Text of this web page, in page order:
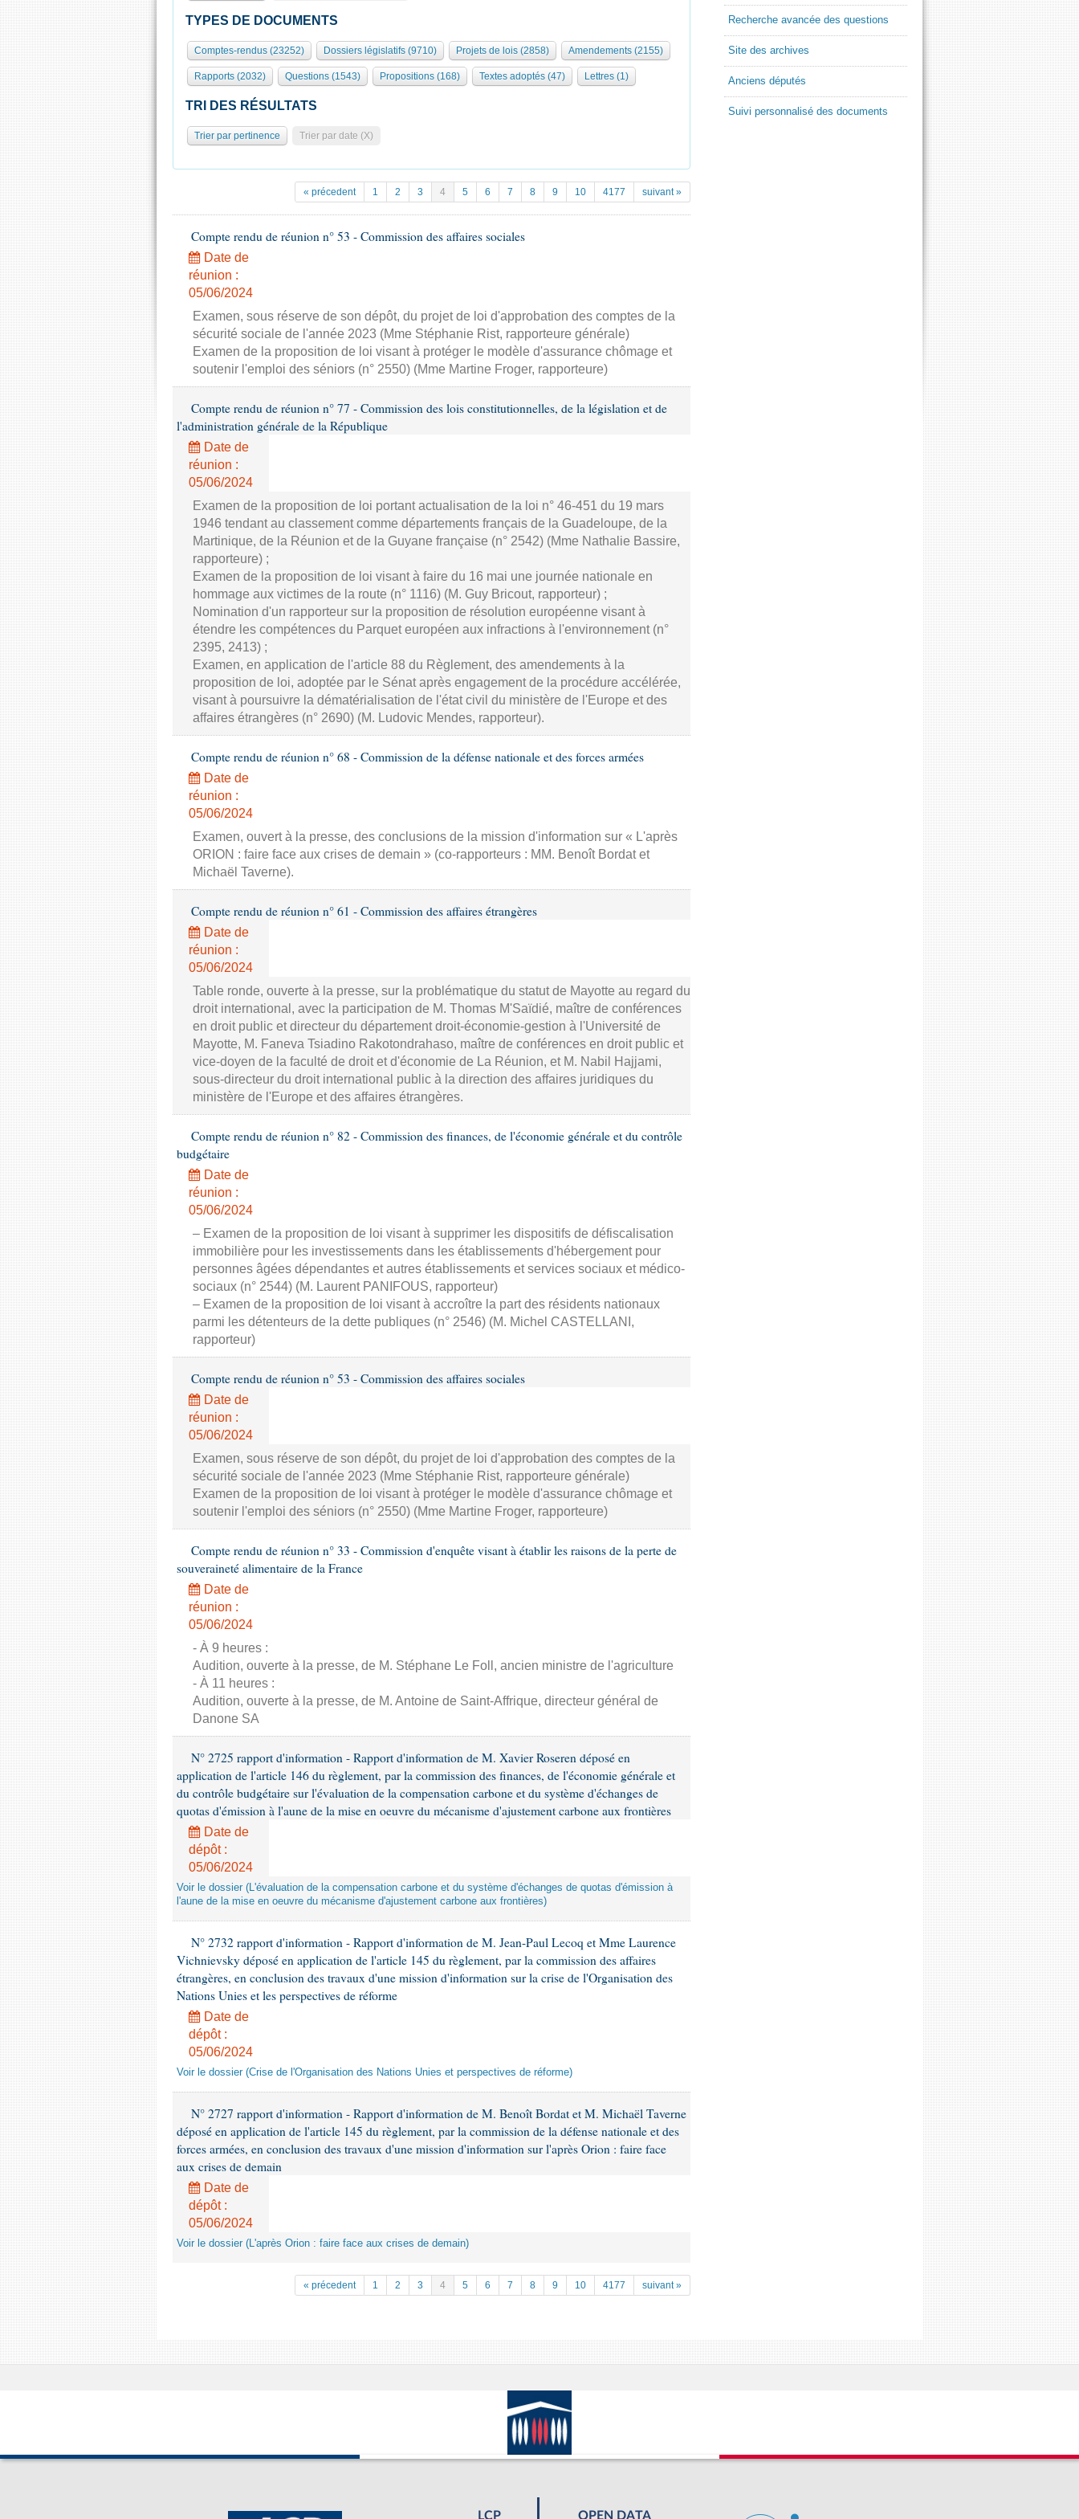
TYPES DE DOCUMENTS
Comptes-rendus (23252) Dossiers législatifs (9710) Projets de lois (2858) Amendements (2155)
Rapports (2032) Questions (1543) Propositions (168) Textes adoptés (47) Lettres (1)
TRI DES RÉSULTATS
Trier par pertinence Trier par date (X)
« précedent 1 2 3 4 5 6 7 8 9 10 4177 suivant »
Compte rendu de réunion n° 53 - Commission des affaires sociales
Date de
réunion :
05/06/2024
Examen, sous réserve de son dépôt, du projet de loi d'approbation des comptes de la
sécurité sociale de l'année 2023 (Mme Stéphanie Rist, rapporteure générale)
Examen de la proposition de loi visant à protéger le modèle d'assurance chômage et
soutenir l'emploi des séniors (n° 2550) (Mme Martine Froger, rapporteure)
Compte rendu de réunion n° 77 - Commission des lois constitutionnelles, de la législation et de
l'administration générale de la République
Date de
réunion :
05/06/2024
Examen de la proposition de loi portant actualisation de la loi n° 46-451 du 19 mars
1946 tendant au classement comme départements français de la Guadeloupe, de la
Martinique, de la Réunion et de la Guyane française (n° 2542) (Mme Nathalie Bassire,
rapporteure) ;
Examen de la proposition de loi visant à faire du 16 mai une journée nationale en
hommage aux victimes de la route (n° 1116) (M. Guy Bricout, rapporteur) ;
Nomination d'un rapporteur sur la proposition de résolution européenne visant à
étendre les compétences du Parquet européen aux infractions à l'environnement (n°
2395, 2413) ;
Examen, en application de l'article 88 du Règlement, des amendements à la
proposition de loi, adoptée par le Sénat après engagement de la procédure accélérée,
visant à poursuivre la dématérialisation de l'état civil du ministère de l'Europe et des
affaires étrangères (n° 2690) (M. Ludovic Mendes, rapporteur).
Compte rendu de réunion n° 68 - Commission de la défense nationale et des forces armées
Date de
réunion :
05/06/2024
Examen, ouvert à la presse, des conclusions de la mission d'information sur « L'après
ORION : faire face aux crises de demain » (co-rapporteurs : MM. Benoît Bordat et
Michaël Taverne).
Compte rendu de réunion n° 61 - Commission des affaires étrangères
Date de
réunion :
05/06/2024
Table ronde, ouverte à la presse, sur la problématique du statut de Mayotte au regard du
droit international, avec la participation de M. Thomas M'Saïdié, maître de conférences
en droit public et directeur du département droit-économie-gestion à l'Université de
Mayotte, M. Faneva Tsiadino Rakotondrahaso, maître de conférences en droit public et
vice-doyen de la faculté de droit et d'économie de La Réunion, et M. Nabil Hajjami,
sous-directeur du droit international public à la direction des affaires juridiques du
ministère de l'Europe et des affaires étrangères.
Compte rendu de réunion n° 82 - Commission des finances, de l'économie générale et du contrôle
budgétaire
Date de
réunion :
05/06/2024
– Examen de la proposition de loi visant à supprimer les dispositifs de défiscalisation
immobilière pour les investissements dans les établissements d'hébergement pour
personnes âgées dépendantes et autres établissements et services sociaux et médico-
sociaux (n° 2544) (M. Laurent PANIFOUS, rapporteur)
– Examen de la proposition de loi visant à accroître la part des résidents nationaux
parmi les détenteurs de la dette publiques (n° 2546) (M. Michel CASTELLANI,
rapporteur)
Compte rendu de réunion n° 53 - Commission des affaires sociales
Date de
réunion :
05/06/2024
Examen, sous réserve de son dépôt, du projet de loi d'approbation des comptes de la
sécurité sociale de l'année 2023 (Mme Stéphanie Rist, rapporteure générale)
Examen de la proposition de loi visant à protéger le modèle d'assurance chômage et
soutenir l'emploi des séniors (n° 2550) (Mme Martine Froger, rapporteure)
Compte rendu de réunion n° 33 - Commission d'enquête visant à établir les raisons de la perte de
souveraineté alimentaire de la France
Date de
réunion :
05/06/2024
- À 9 heures :
Audition, ouverte à la presse, de M. Stéphane Le Foll, ancien ministre de l'agriculture
- À 11 heures :
Audition, ouverte à la presse, de M. Antoine de Saint-Affrique, directeur général de
Danone SA
N° 2725 rapport d'information - Rapport d'information de M. Xavier Roseren déposé en
application de l'article 146 du règlement, par la commission des finances, de l'économie générale et
du contrôle budgétaire sur l'évaluation de la compensation carbone et du système d'échanges de
quotas d'émission à l'aune de la mise en oeuvre du mécanisme d'ajustement carbone aux frontières
Date de
dépôt :
05/06/2024
Voir le dossier (L'évaluation de la compensation carbone et du système d'échanges de quotas d'émission à
l'aune de la mise en oeuvre du mécanisme d'ajustement carbone aux frontières)
N° 2732 rapport d'information - Rapport d'information de M. Jean-Paul Lecoq et Mme Laurence
Vichnievsky déposé en application de l'article 145 du règlement, par la commission des affaires
étrangères, en conclusion des travaux d'une mission d'information sur la crise de l'Organisation des
Nations Unies et les perspectives de réforme
Date de
dépôt :
05/06/2024
Voir le dossier (Crise de l'Organisation des Nations Unies et perspectives de réforme)
N° 2727 rapport d'information - Rapport d'information de M. Benoît Bordat et M. Michaël Taverne
déposé en application de l'article 145 du règlement, par la commission de la défense nationale et des
forces armées, en conclusion des travaux d'une mission d'information sur l'après Orion : faire face
aux crises de demain
Date de
dépôt :
05/06/2024
Voir le dossier (L'après Orion : faire face aux crises de demain)
« précedent 1 2 3 4 5 6 7 8 9 10 4177 suivant »
Recherche avancée des questions
Site des archives
Anciens députés
Suivi personnalisé des documents
LCP OPEN DATA